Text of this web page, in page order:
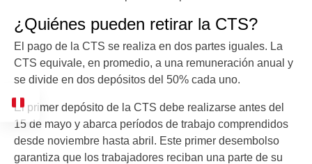
¿Quiénes pueden retirar la CTS?
El pago de la CTS se realiza en dos partes iguales. La
CTS equivale, en promedio, a una remuneración anual y
se divide en dos depósitos del 50% cada uno.
El primer depósito de la CTS debe realizarse antes del
15 de mayo y abarca períodos de trabajo comprendidos
desde noviembre hasta abril. Este primer desembolso
garantiza que los trabajadores reciban una parte de su